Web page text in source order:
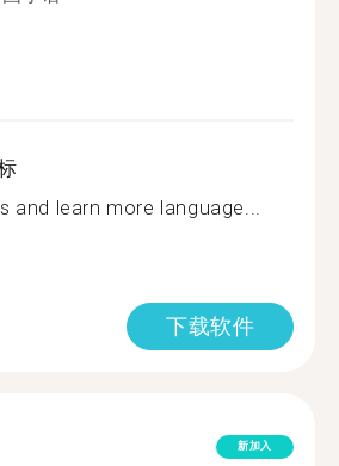
and learn more language...
下载软件
新加入